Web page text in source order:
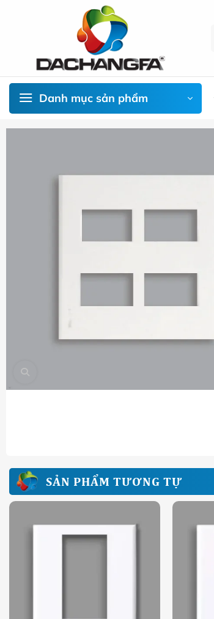
Danh mục sản phẩm
SẢN PHẨM TƯƠNG TỰ